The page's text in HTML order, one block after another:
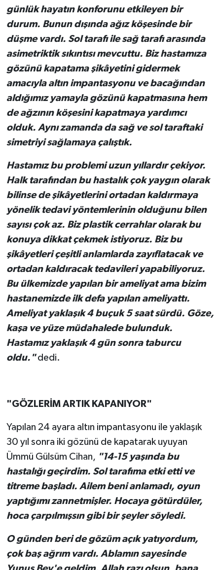
günlük hayatın konforunu etkileyen bir
durum. Bunun dışında ağız köşesinde bir
düşme vardı. Sol tarafı ile sağ tarafı arasında
asimetriktik sıkıntısı mevcuttu. Biz hastamıza
gözünü kapatama şikâyetini gidermek
amacıyla altın impantasyonu ve bacağından
aldığımız yamayla gözünü kapatmasına hem
de ağzının köşesini kapatmaya yardımcı
olduk. Aynı zamanda da sağ ve sol taraftaki
simetriyi sağlamaya çalıştık.
Hastamız bu problemi uzun yıllardır çekiyor.
Halk tarafından bu hastalık çok yaygın olarak
bilinse de şikâyetlerini ortadan kaldırmaya
yönelik tedavi yöntemlerinin olduğunu bilen
sayısı çok az. Biz plastik cerrahlar olarak bu
konuya dikkat çekmek istiyoruz. Biz bu
şikâyetleri çeşitli anlamlarda zayıflatacak ve
ortadan kaldıracak tedavileri yapabiliyoruz.
Bu ülkemizde yapılan bir ameliyat ama bizim
hastanemizde ilk defa yapılan ameliyattı.
Ameliyat yaklaşık 4 buçuk 5 saat sürdü. Göze,
kaşa ve yüze müdahalede bulunduk.
Hastamız yaklaşık 4 gün sonra taburcu
oldu."dedi.
"GÖZLERİM ARTIK KAPANIYOR"
Yapılan 24 ayara altın impantasyonu ile yaklaşık
30 yıl sonra iki gözünü de kapatarak uyuyan
Ümmü Gülsüm Cihan, "14-15 yaşında bu
hastalığı geçirdim. Sol tarafıma etki etti ve
titreme başladı. Ailem beni anlamadı, oyun
yaptığımı zannetmişler. Hocaya götürdüler,
hoca çarpılmışsın gibi bir şeyler söyledi.
O günden beri de gözüm açık yatıyordum,
çok baş ağrım vardı. Ablamın sayesinde